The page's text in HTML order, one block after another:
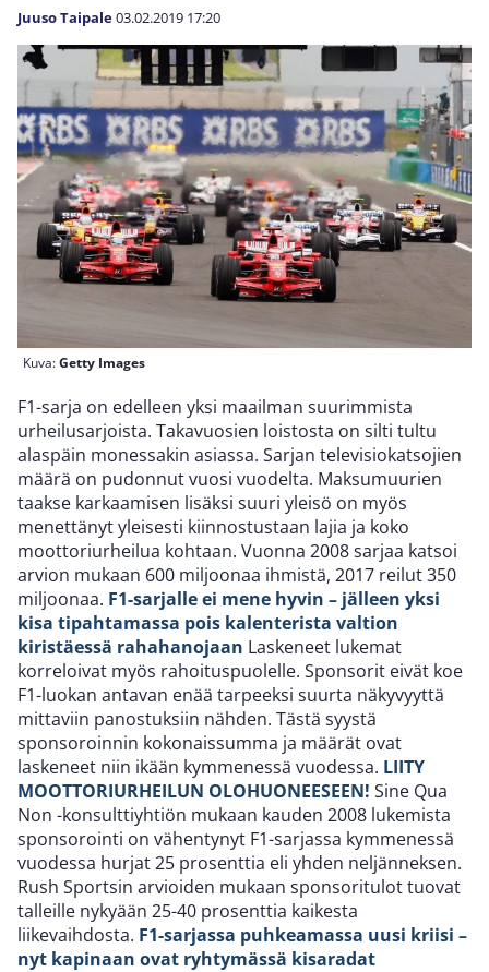
Juuso Taipale03.02.2019 17:20
Kuva:Getty Images
F1-sarja on edelleen yksi maailman suurimmista
urheilusarjoista. Takavuosien loistosta on silti tultu
alaspäin monessakin asiassa. Sarjan televisiokatsojien
määrä on pudonnut vuosi vuodelta. Maksumuurien
taakse karkaamisen lisäksi suuri yleisö on myös
menettänyt yleisesti kiinnostustaan lajia ja koko
moottoriurheilua kohtaan. Vuonna 2008 sarjaa katsoi
arvion mukaan 600 miljoonaa ihmistä, 2017 reilut 350
miljoonaa. F1-sarjalle ei mene hyvin – jälleen yksi
kisa tipahtamassa pois kalenterista valtion
kiristäessä rahahanojaan Laskeneet lukemat
korreloivat myös rahoituspuolelle. Sponsorit eivät koe
F1-luokan antavan enää tarpeeksi suurta näkyvyyttä
mittaviin panostuksiin nähden. Tästä syystä
sponsoroinnin kokonaissumma ja määrät ovat
laskeneet niin ikään kymmenessä vuodessa. LIITY
MOOTTORIURHEILUN OLOHUONEESEEN! Sine Qua
Non -konsulttiyhtiön mukaan kauden 2008 lukemista
sponsorointi on vähentynyt F1-sarjassa kymmenessä
vuodessa hurjat 25 prosenttia eli yhden neljänneksen.
Rush Sportsin arvioiden mukaan sponsoritulot tuovat
talleille nykyään 25-40 prosenttia kaikesta
liikevaihdosta. F1-sarjassa puhkeamassa uusi kriisi –
nyt kapinaan ovat ryhtymässä kisaradat